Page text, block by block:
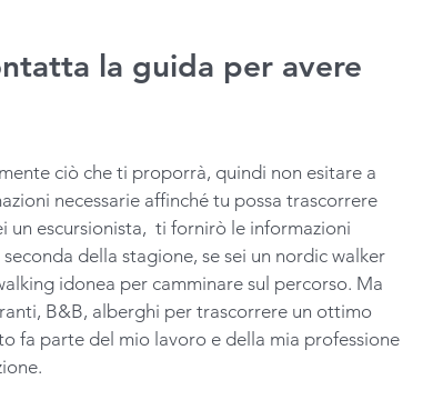
la guida per avere
ciò che ti proporrà, quindi non esitare a
necessarie affinché tu possa trascorrere
un escursionista,  ti fornirò le informazioni
della stagione, se sei un nordic walker
idonea per camminare sul percorso. Ma
B&B, alberghi per trascorrere un ottimo
fa parte del mio lavoro e della mia professione